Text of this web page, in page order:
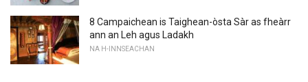
8 Campaichean is Taighean-òsta Sàr as fheàrr
ann an Leh agus Ladakh
NA H-INNSEACHAN